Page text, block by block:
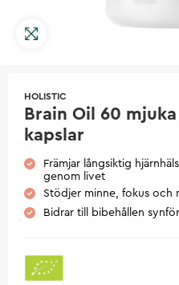
HOLISTIC
Brain Oil 60
kapslar
Främjar långsiktig
genom livet
Stödjer minne, fokus och
Bidrar till bibehållen